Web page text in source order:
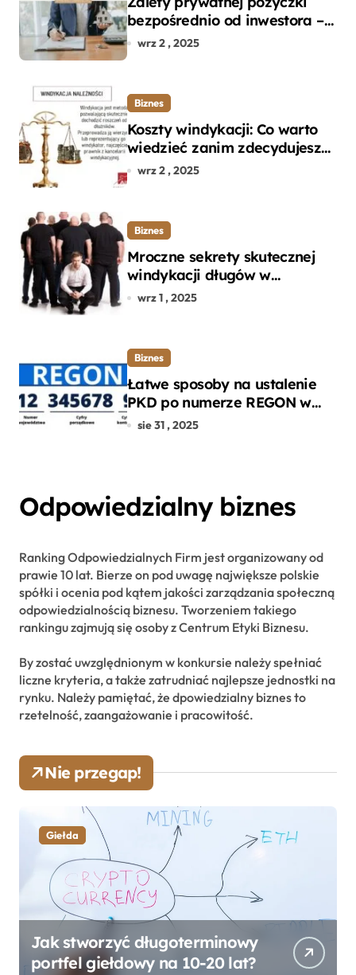
bezpośrednio od inwestora –
dlaczego warto?
wrz 2 , 2025
Biznes
Koszty windykacji: Co warto
wiedzieć zanim zdecydujesz
się na odzyskanie długu?
wrz 2 , 2025
Biznes
Mroczne sekrety skutecznej
windykacji długów w
departamencie windykacji
wrz 1 , 2025
Biznes
Łatwe sposoby na ustalenie
PKD po numerze REGON w
kilku prostych krokach
sie 31 , 2025
Odpowiedzialny biznes
Ranking Odpowiedzialnych Firm jest organizowany od
prawie 10 lat. Bierze on pod uwagę największe polskie
spółki i ocenia pod kątem jakości zarządzania społeczną
odpowiedzialnością biznesu. Tworzeniem takiego
rankingu zajmują się osoby z Centrum Etyki Biznesu.
By zostać uwzględnionym w konkursie należy spełniać
liczne kryteria, a także zatrudniać najlepsze jednostki na
rynku. Należy pamiętać, że dpowiedzialny biznes to
rzetelność, zaangażowanie i pracowitość.
Nie przegap!
Giełda
Jak stworzyć długoterminowy
portfel giełdowy na 10-20 lat?